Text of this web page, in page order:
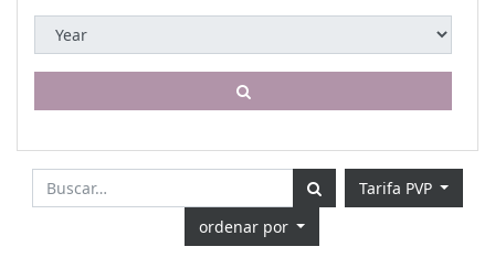
Tarifa PVP
ordenar por